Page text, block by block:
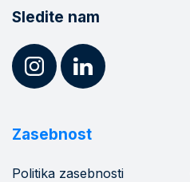
Sledite nam
Zasebnost
Politika zasebnosti